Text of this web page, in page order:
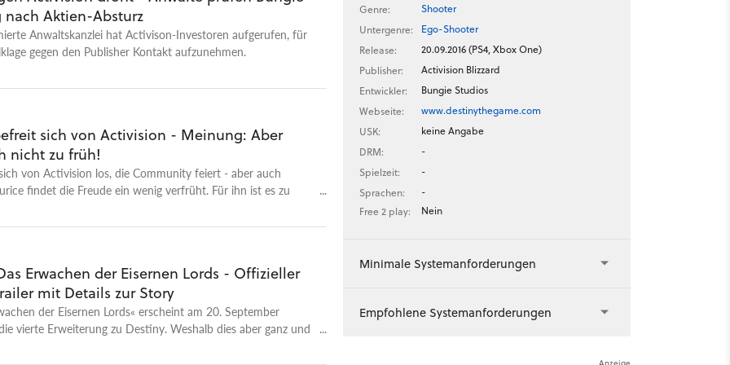
nach Aktien-Absturz
Anwaltskanzlei hat Activison-Investoren aufgerufen, für
gegen den Publisher Kontakt aufzunehmen.
sich von Activision - Meinung: Aber
nicht zu früh!
von Activision los, die Community feiert - aber auch
findet die Freude ein wenig verfrüht. Für ihn ist es zu
warum Bungie erst einmal beweisen muss, dass sie
haben sie genau wie Activision so einige Fehler
Video-Kolumnen von Maurice: >> Diablo Immortal,
Rivals: Was Entwickler aus den größten Aufregern 2018
>> Unfertige Release-Spiele und wie sich Entwickler damit
>> Jedes Remaster sollte sich an Warcraft 3: Reforged
eine BlizzCon-Katastrophe >> Höchste Zeit für Warcraft 4:
Erwachen der Eisernen Lords - Offizieller
mit Details zur Story
der Eisernen Lords« erscheint am 20. September
vierte Erweiterung zu Destiny. Weshalb dies aber ganz und
Genre:
Shooter
Untergenre:
Ego-Shooter
Release:
20.09.2016 (PS4, Xbox One)
Publisher:
Activision Blizzard
Entwickler:
Bungie Studios
Webseite:
www.destinythegame.com
USK:
keine Angabe
DRM:
-
Spielzeit:
-
Sprachen:
-
Free 2 play:
Nein
Minimale Systemanforderungen
Empfohlene Systemanforderungen